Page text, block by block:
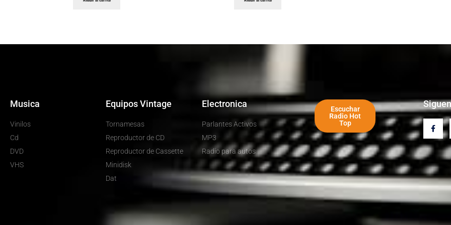
Musica
Vinilos
Cd
DVD
VHS
Equipos Vintage
Tornamesas
Reproductor de CD
Reproductor de Cassette
Minidisk
Dat
Electronica
Parlantes Activos
MP3
Radio para autos
Escuchar
Radio Hot
Top